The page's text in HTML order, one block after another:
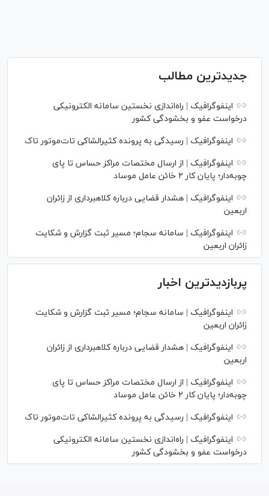
جدیدترین مطالب
اینفوگرافیک | راه‌اندازی نخستین سامانه الکترونیکی
درخواست عفو و بخشودگی کشور
اینفوگرافیک | رسیدگی به پرونده کثیرالشاکی تات‌موتور تاک
اینفوگرافیک | از ارسال مختصات مراکز حساس تا پای
چوبه‌دار؛ پایان کار ۲ خائن عامل موساد
اینفوگرافیک | هشدار قضایی درباره کلاهبرداری از زائران
اربعین
اینفوگرافیک | سامانه سجام؛ مسیر ثبت گزارش و شکایت
زائران اربعین
پربازدیدترین اخبار
اینفوگرافیک | سامانه سجام؛ مسیر ثبت گزارش و شکایت
زائران اربعین
اینفوگرافیک | هشدار قضایی درباره کلاهبرداری از زائران
اربعین
اینفوگرافیک | از ارسال مختصات مراکز حساس تا پای
چوبه‌دار؛ پایان کار ۲ خائن عامل موساد
اینفوگرافیک | رسیدگی به پرونده کثیرالشاکی تات‌موتور تاک
اینفوگرافیک | راه‌اندازی نخستین سامانه الکترونیکی
درخواست عفو و بخشودگی کشور